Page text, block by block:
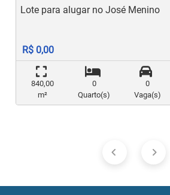
Lote para alugar no José Menino
R$ 0,00
840,00
m²
0
Quarto(s)
0
Vaga(s)